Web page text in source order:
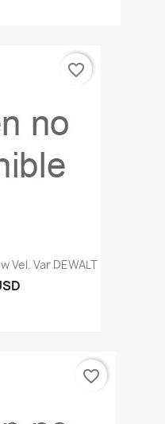
Vel. Var DEWALT
favorite_border
favorite_border